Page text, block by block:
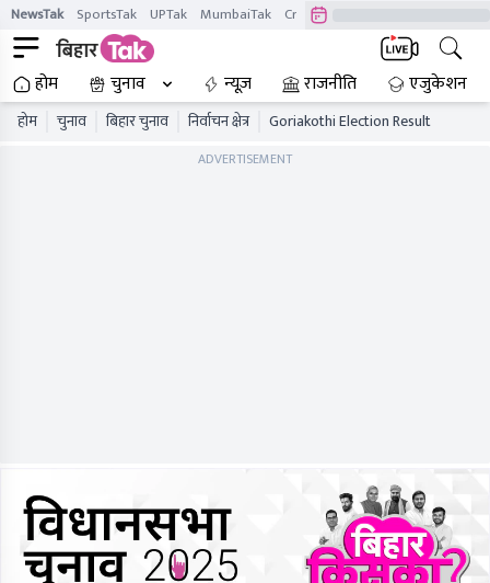
NewsTak SportsTak UPTak MumbaiTak CrimeTak
होम चुनाव न्यूज़ राजनीति एजुकेशन
होम चुनाव बिहार चुनाव निर्वाचन क्षेत्र Goriakothi Election Result
ADVERTISEMENT